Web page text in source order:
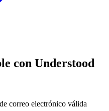
con Understood
correo electrónico válida